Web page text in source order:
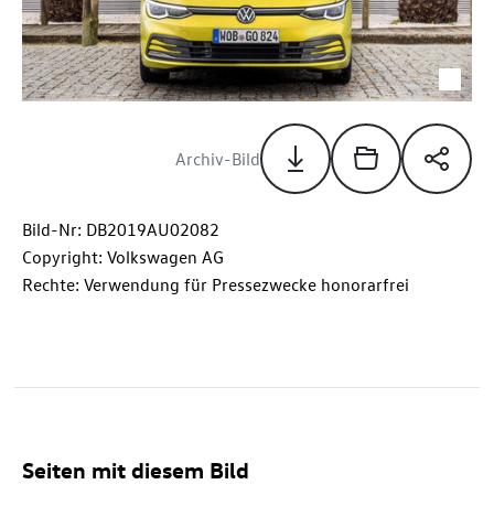
Archiv-Bild
Bild-Nr: DB2019AU02082
Copyright: Volkswagen AG
Rechte: Verwendung für Pressezwecke honorarfrei
Seiten mit diesem Bild